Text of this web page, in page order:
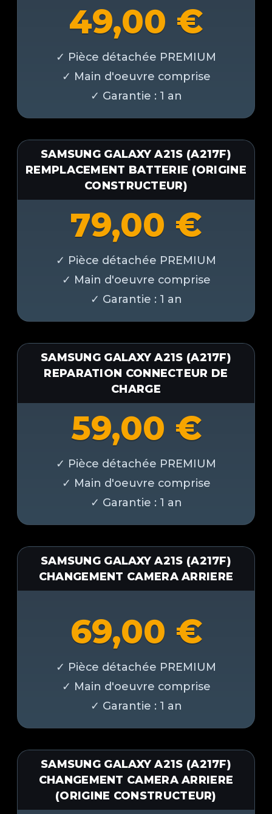
49,00 €
SAMSUNG GALAXY A21S (A217F)
REMPLACEMENT BATTERIE (ORIGINE
CONSTRUCTEUR)
79,00 €
SAMSUNG GALAXY A21S (A217F)
REPARATION CONNECTEUR DE
CHARGE
59,00 €
SAMSUNG GALAXY A21S (A217F)
CHANGEMENT CAMERA ARRIERE
69,00 €
SAMSUNG GALAXY A21S (A217F)
CHANGEMENT CAMERA ARRIERE
(ORIGINE CONSTRUCTEUR)